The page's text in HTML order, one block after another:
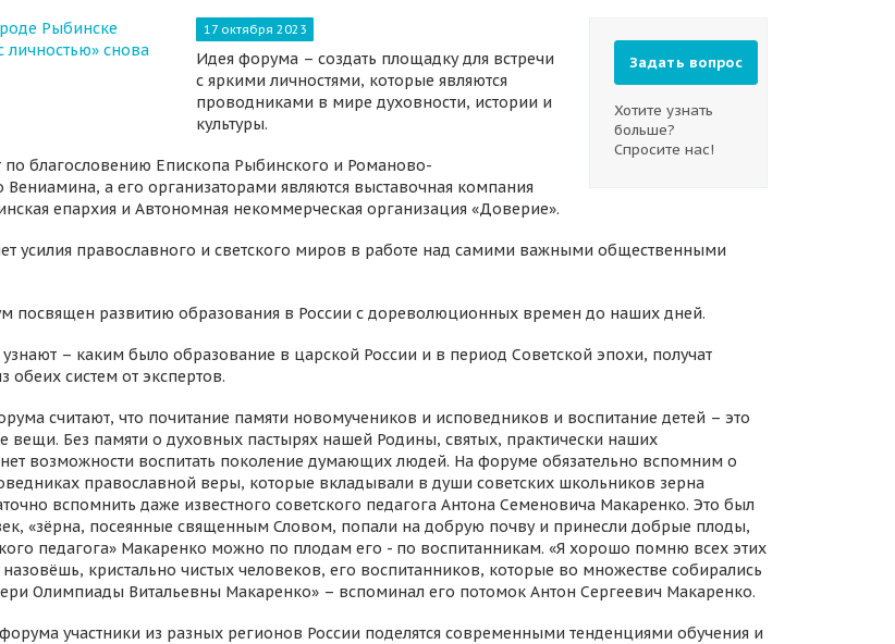
Задать вопрос
Хотите узнать
больше?
Спросите нас!
17 октября 2023
Идея форума – создать площадку для встречи
с яркими личностями, которые являются
проводниками в мире духовности, истории и
культуры.
благословению Епископа Рыбинского и Романово-
Вениамина, а его организаторами являются выставочная компания
епархия и Автономная некоммерческая организация «Доверие».
усилия православного и светского миров в работе над самими важными общественными
посвящен развитию образования в России с дореволюционных времен до наших дней.
– каким было образование в царской России и в период Советской эпохи, получат
обеих систем от экспертов.
считают, что почитание памяти новомучеников и исповедников и воспитание детей – это
вещи. Без памяти о духовных пастырях нашей Родины, святых, практически наших
возможности воспитать поколение думающих людей. На форуме обязательно вспомним о
православной веры, которые вкладывали в души советских школьников зерна
вспомнить даже известного советского педагога Антона Семеновича Макаренко. Это был
«зёрна, посеянные священным Словом, попали на добрую почву и принесли добрые плоды,
педагога» Макаренко можно по плодам его - по воспитанникам. «Я хорошо помню всех этих
кристально чистых человеков, его воспитанников, которые во множестве собирались
Олимпиады Витальевны Макаренко» – вспоминал его потомок Антон Сергеевич Макаренко.
участники из разных регионов России поделятся современными тенденциями обучения и